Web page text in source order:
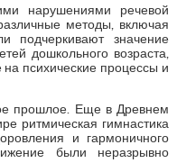
нарушениями речевой
методы, включая
подчеркивают значение
дошкольного возраста,
психические процессы и
прошлое. Еще в Древнем
ритмическая гимнастика
и гармоничного
были неразрывно